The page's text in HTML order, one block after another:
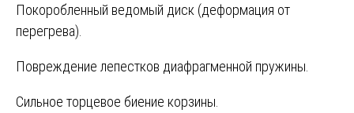
Покоробленный ведомый диск (деформация от
перегрева).
Повреждение лепестков диафрагменной пружины.
Сильное торцевое биение корзины.